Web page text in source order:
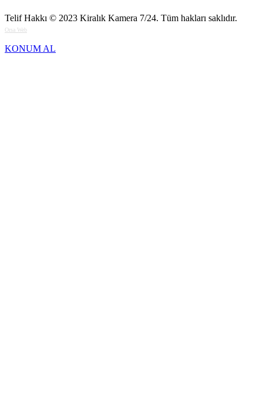
Telif Hakkı © 2023 Kiralık Kamera 7/24. Tüm hakları saklıdır.
Orsa Web
KONUM AL